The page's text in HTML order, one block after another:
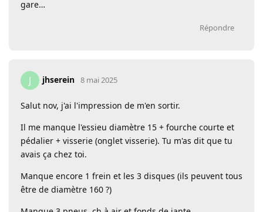
gare…
Répondre
J jhserein 8 mai 2025
Salut nov, j'ai l'impression de m'en sortir.
Il me manque l'essieu diamètre 15 + fourche courte et
pédalier + visserie (onglet visserie). Tu m'as dit que tu
avais ça chez toi.
Manque encore 1 frein et les 3 disques (ils peuvent tous
être de diamètre 160 ?)